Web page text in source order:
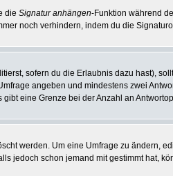
die Signatur anhängen-Funktion während
noch verhindern, indem du die
sofern du die Erlaubnis dazu hast),
angeben und mindestens zwei
eine Grenze bei der Anzahl an
werden. Um eine Umfrage zu ändern,
jedoch schon jemand mit gestimmt hat,